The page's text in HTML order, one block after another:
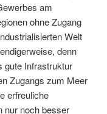
am
ohne Zugang
Welt
denn
gute Infrastruktur
Zugangs zum Meer
erfreuliche
nur noch besser